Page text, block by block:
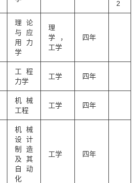
2
理论
与应
用力
学
理
学，
工学
四年
工程
力学
工学 四年
机械
工程
工学 四年
机械
设计
制造
及其
自动
化
工学 四年